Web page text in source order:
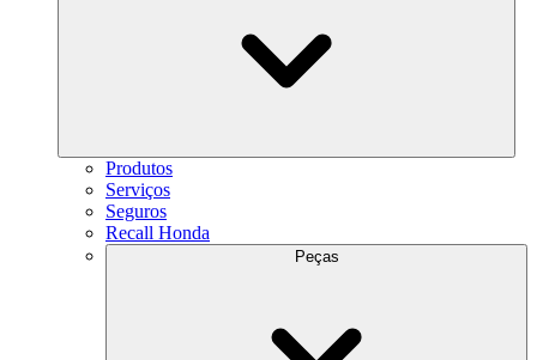
Produtos
Serviços
Seguros
Recall Honda